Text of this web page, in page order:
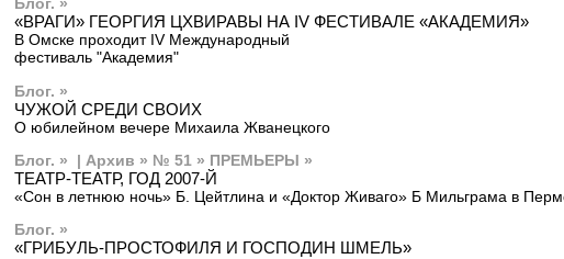
«ВРАГИ» ГЕОРГИЯ ЦХВИРАВЫ НА IV ФЕСТИВАЛЕ «АКАДЕМИЯ»
В Омске проходит IV Международный
фестиваль "Академия"
Блог. »
ЧУЖОЙ СРЕДИ СВОИХ
О юбилейном вечере Михаила Жванецкого
Блог. » | Архив » № 51 » ПРЕМЬЕРЫ »
ТЕАТР-ТЕАТР, ГОД 2007-Й
«Сон в летнюю ночь» Б. Цейтлина и «Доктор Живаго» Б Мильграма в
Блог. »
«ГРИБУЛЬ-ПРОСТОФИЛЯ И ГОСПОДИН ШМЕЛЬ»